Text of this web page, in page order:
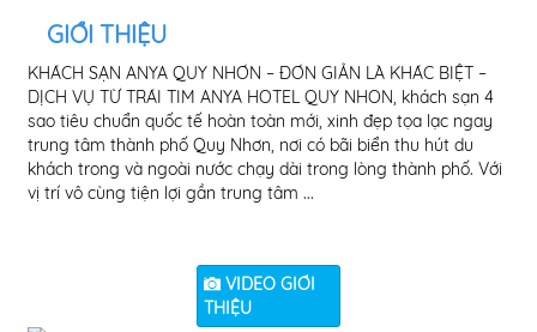
GIỚI THIỆU
KHÁCH SẠN ANYA QUY NHƠN – ĐƠN GIẢN LÀ KHÁC BIỆT –
DỊCH VỤ TỪ TRÁI TIM ANYA HOTEL QUY NHON, khách sạn 4
sao tiêu chuẩn quốc tế hoàn toàn mới, xinh đẹp tọa lạc ngay
trung tâm thành phố Quy Nhơn, nơi có bãi biển thu hút du
khách trong và ngoài nước chạy dài trong lòng thành phố. Với
vị trí vô cùng tiện lợi gần trung tâm ...
VIDEO GIỚI
THIỆU